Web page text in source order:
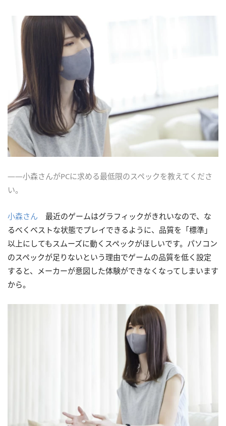
――小森さんがPCに求める最低限のスペックを教えてくださ
い。
小森さん
最近のゲームはグラフィックがきれいなので、な
るべくベストな状態でプレイできるように、品質を「標準」
以上にしてもスムーズに動くスペックがほしいです。パソコン
のスペックが足りないという理由でゲームの品質を低く設定
すると、メーカーが意図した体験ができなくなってしまいます
から。